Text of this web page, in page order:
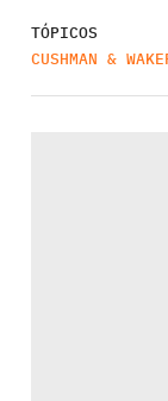
TÓPICOS
CUSHMAN &